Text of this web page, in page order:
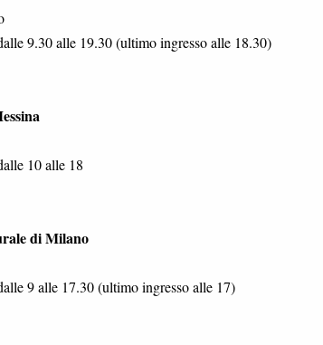
9.30 alle 19.30 (ultimo ingresso alle 18.30)
10 alle 18
di Milano
9 alle 17.30 (ultimo ingresso alle 17)